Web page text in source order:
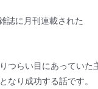
誌に月刊連載された
つらい目にあっていた
なり成功する話です。